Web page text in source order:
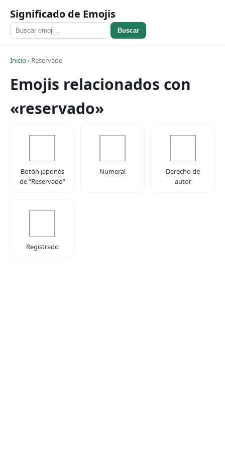
Significado de Emojis
Buscar
Inicio› Reservado
Emojis relacionados con
«reservado»
Botón japonés
de “Reservado”
Numeral
Derecho de
autor
Registrado